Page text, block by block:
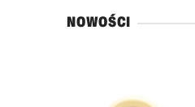
NOWOŚCI